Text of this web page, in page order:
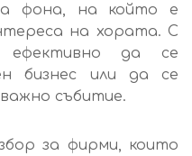
фона, на който е
на хората. С
да се
бизнес или да се
събитие.
за фирми, които